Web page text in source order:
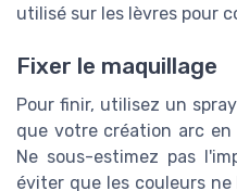
utilisé sur les lèvres pour
Fixer le maquillage
Pour finir, utilisez un
que votre création arc
Ne sous-estimez pas
éviter que les couleurs